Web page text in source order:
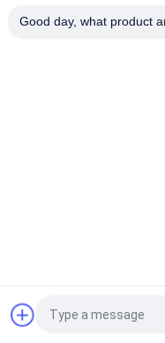
R901319653
4 WRZE 25
R900707649
24N9K31/A1M
Good day, what product